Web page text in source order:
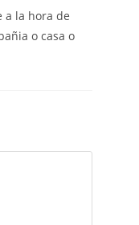
a la hora de
o casa o